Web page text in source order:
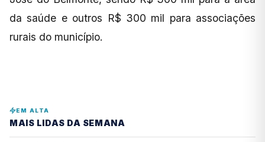
da saúde e outros R$ 300 mil para associações
rurais do município.
EM ALTA
MAIS LIDAS DA SEMANA